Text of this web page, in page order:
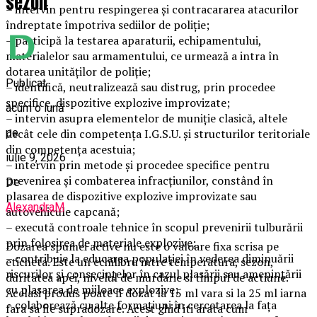
– intervin pentru respingerea şi contracararea atacurilor
îndreptate împotriva sediilor de poliţie;
– participă la testarea aparaturii, echipamentului,
materialelor sau armamentului, ce urmează a intra în
dotarea unităţilor de poliţie;
– identifică, neutralizează sau distrug, prin procedee
specifice, dispozitive explozive improvizate;
– intervin asupra elementelor de muniţie clasică, altele
decât cele din competenţa I.G.S.U. şi structurilor teritoriale
din competenţa acestuia;
– intervin prin metode şi procedee specifice pentru
prevenirea şi combaterea infracţiunilor, constând în
plasarea de dispozitive explozive improvizate sau
autovehicule capcană;
– execută controale tehnice în scopul prevenirii tulburării
prin folosirea de materiale explozive;
– contribuie la educarea populaţiei în vederea diminuării
riscurilor şi consecinţelor în cazul plasării sau ameninţării
cu plasarea de mijloace explozive;
– colaborează cu alte formaţiuni în cercetarea la faţa
Publicat
acum o lună
pe
iulie 9, 2026
De
AlexandraM
Dozarea spumei active nu este o valoare fixa scrisa pe
eticheta. Este un echilibru intre temperatura, sezon,
duritatea apei, nivelul de murdarie si timpul de actiune.
Acelasi produs poate fi dozat la 15 ml vara si la 25 ml iarna
fara sa fie supradozare. Acest ghid iti arata cum